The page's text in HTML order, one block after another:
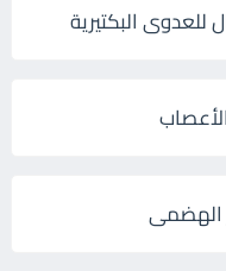
البكتيرية